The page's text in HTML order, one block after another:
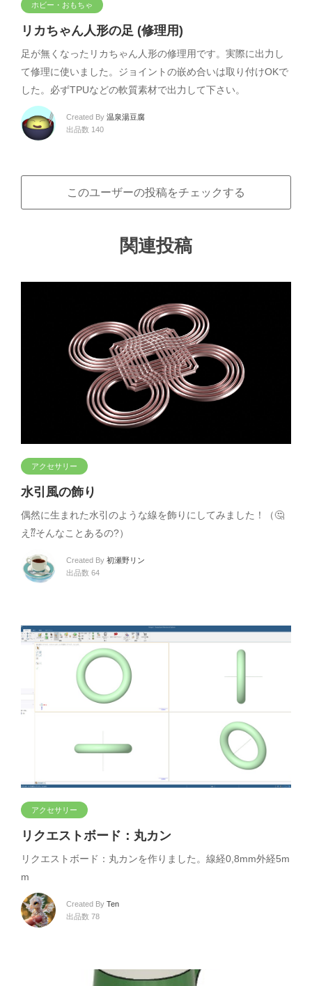
ホビー・おもちゃ
リカちゃん人形の足 (修理用)
足が無くなったリカちゃん人形の修理用です。実際に出力し
て修理に使いました。ジョイントの嵌め合いは取り付けOKで
した。必ずTPUなどの軟質素材で出力して下さい。
Created By 温泉湯豆腐
出品数 140
このユーザーの投稿をチェックする
関連投稿
アクセサリー
水引風の飾り
偶然に生まれた水引のような線を飾りにしてみました！（🤔
え⁇そんなことあるの?）
Created By 初瀬野リン
出品数 64
アクセサリー
リクエストボード：丸カン
リクエストボード：丸カンを作りました。線経0,8mm外経5m
m
Created By Ten
出品数 78